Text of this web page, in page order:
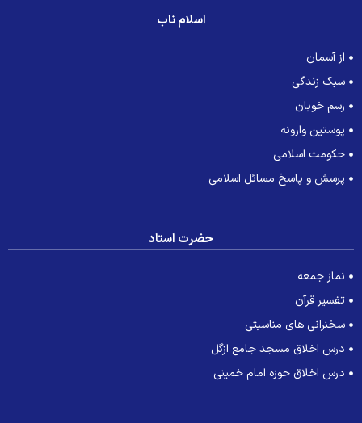
اسلام ناب
از آسمان
سبک زندگی
رسم خوبان
پوستین وارونه
حکومت اسلامی
پرسش و پاسخ مسائل اسلامی
حضرت استاد
نماز جمعه
تفسیر قرآن
سخنرانی های مناسبتی
درس اخلاق مسجد جامع ازگل
درس اخلاق حوزه امام خمینی